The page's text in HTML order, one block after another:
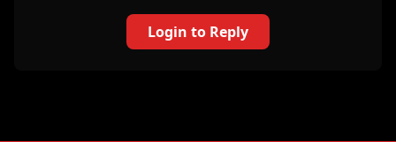
Login to Reply